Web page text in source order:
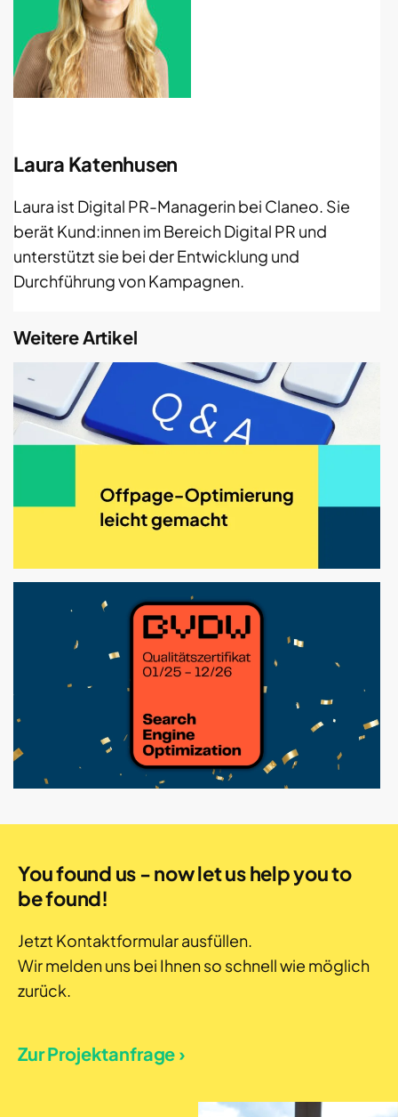
Laura Katenhusen
Laura ist Digital PR-Managerin bei Claneo. Sie
berät Kund:innen im Bereich Digital PR und
unterstützt sie bei der Entwicklung und
Durchführung von Kampagnen.
Weitere Artikel
You found us - now let us help you to
be found!
Jetzt Kontaktformular ausfüllen.
Wir melden uns bei Ihnen so schnell wie möglich
zurück.
Zur Projektanfrage ›